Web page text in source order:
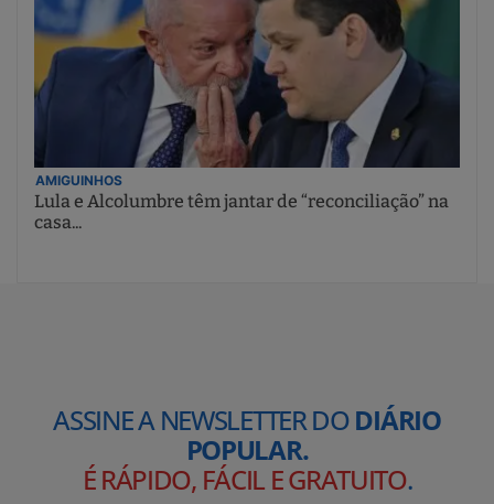
AMIGUINHOS
Lula e Alcolumbre têm jantar de “reconciliação” na
casa...
ASSINE A NEWSLETTER DODIÁRIO
POPULAR.
É RÁPIDO, FÁCIL E GRATUITO.